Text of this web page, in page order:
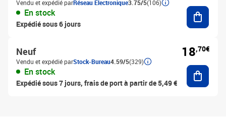
Vendu et expédié parRéseau Electronique3.75/5(106)
En stock
Expédié sous 6 jours
Neuf
Vendu et expédié parStock-Bureau4.59/5(329)
En stock
Expédié sous 7 jours, frais de port à partir de 5,49 €
18,70€